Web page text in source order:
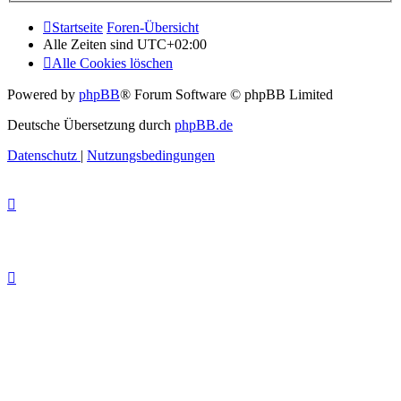
Startseite Foren-Übersicht
Alle Zeiten sind UTC+02:00
Alle Cookies löschen
Powered by phpBB® Forum Software © phpBB Limited
Deutsche Übersetzung durch phpBB.de
Datenschutz | Nutzungsbedingungen